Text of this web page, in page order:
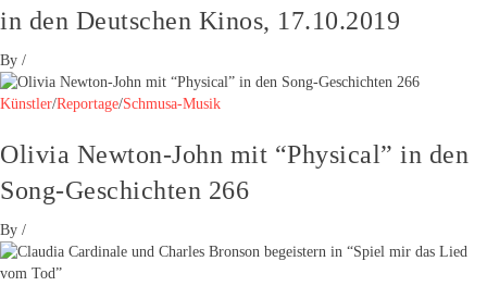
in den Deutschen Kinos, 17.10.2019
By /
Künstler/Reportage/Schmusa-Musik
Olivia Newton-John mit “Physical” in den
Song-Geschichten 266
By /